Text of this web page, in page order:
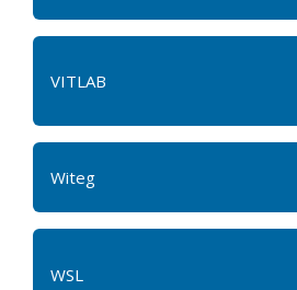
VITLAB
Witeg
WSL